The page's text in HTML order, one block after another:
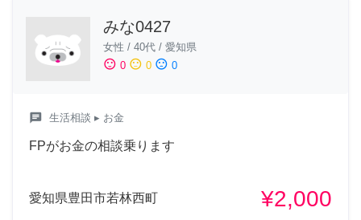
みな0427
女性 / 40代 / 愛知県
sentiment_satisfied 0 sentiment_neutral 0 sentiment_dissatisfied 0
chat 生活相談 ▸ お金
FPがお金の相談乗ります
愛知県豊田市若林西町 ¥2,000